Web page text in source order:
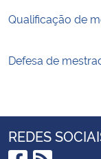
Qualificação de
Defesa de
REDES